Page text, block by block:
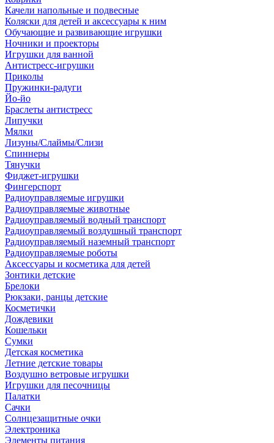
Качели напольные и подвесные
Коляски для детей и аксессуары к ним
Обучающие и развивающие игрушки
Ночники и проекторы
Игрушки для ванной
Антистресс-игрушки
Приколы
Пружинки-радуги
Йо-йо
Браслеты антистресс
Липучки
Мялки
Лизуны/Слаймы/Слизи
Спиннеры
Тянучки
Фиджет-игрушки
Фингерспорт
Радиоуправляемые игрушки
Радиоуправляемые животные
Радиоуправляемый водный транспорт
Радиоуправляемый воздушный транспорт
Радиоуправляемый наземный транспорт
Радиоуправляемые роботы
Аксессуары и косметика для детей
Зонтики детские
Брелоки
Рюкзаки, ранцы детские
Косметички
Дождевики
Кошельки
Сумки
Детская косметика
Летние детские товары
Воздушно ветровые игрушки
Игрушки для песочницы
Палатки
Сачки
Солнцезащитные очки
Электроника
Элементы питания